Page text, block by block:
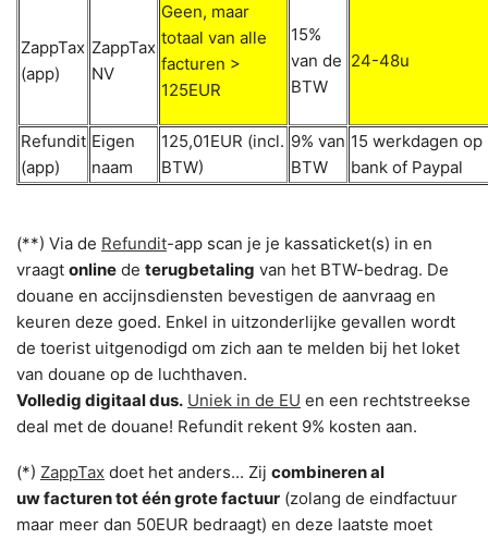
ZappTax
(app)
ZappTax
NV
Geen, maar
totaal van alle
facturen >
125EUR
15%
van de
BTW
24-48u
Refundit
(app)
Eigen
naam
125,01EUR (incl.
BTW)
9% van
BTW
15 werkdagen op
bank of Paypal
(**) Via de Refundit-app scan je je kassaticket(s) in en
vraagt online de terugbetaling van het BTW-bedrag. De
douane en accijnsdiensten bevestigen de aanvraag en
keuren deze goed. Enkel in uitzonderlijke gevallen wordt
de toerist uitgenodigd om zich aan te melden bij het loket
van douane op de luchthaven.
Volledig digitaal dus. Uniek in de EU en een rechtstreekse
deal met de douane! Refundit rekent 9% kosten aan.
(*) ZappTax doet het anders... Zij combineren al
uw facturen tot één grote factuur (zolang de eindfactuur
maar meer dan 50EUR bedraagt) en deze laatste moet